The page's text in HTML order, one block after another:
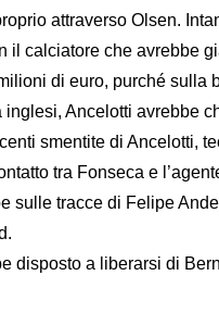
attraverso Olsen.
il calciatore che avrebbe
di euro, purché sulla
inglesi, Ancelotti avrebbe
smentite di Ancelotti,
tra Fonseca e
sulle tracce di Felipe
disposto a liberarsi di